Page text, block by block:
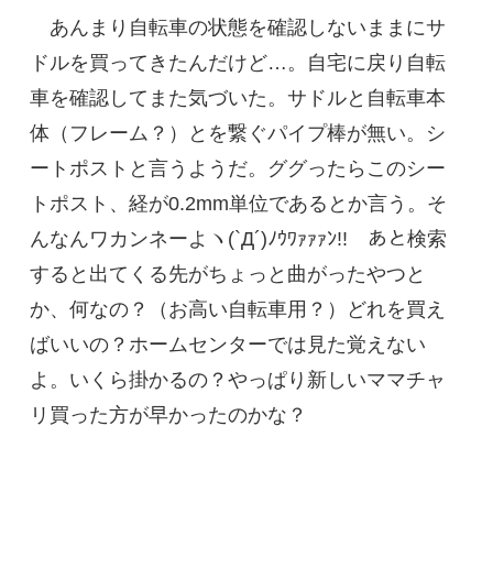
あんまり自転車の状態を確認しないままにサ
ドルを買ってきたんだけど…。自宅に戻り自転
車を確認してまた気づいた。サドルと自転車本
体（フレーム？）とを繋ぐパイプ棒が無い。シ
ートポストと言うようだ。ググったらこのシー
トポスト、経が0.2mm単位であるとか言う。そ
んなんワカンネーよヽ(`Д´)ﾉｳﾜｧｧｧﾝ!! あと検索
すると出てくる先がちょっと曲がったやつと
か、何なの？（お高い自転車用？）どれを買え
ばいいの？ホームセンターでは見た覚えない
よ。いくら掛かるの？やっぱり新しいママチャ
リ買った方が早かったのかな？